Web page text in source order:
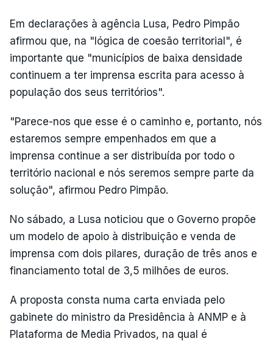
Em declarações à agência Lusa, Pedro Pimpão
afirmou que, na "lógica de coesão territorial", é
importante que "municípios de baixa densidade
continuem a ter imprensa escrita para acesso à
população dos seus territórios".
"Parece-nos que esse é o caminho e, portanto, nós
estaremos sempre empenhados em que a
imprensa continue a ser distribuída por todo o
território nacional e nós seremos sempre parte da
solução", afirmou Pedro Pimpão.
No sábado, a Lusa noticiou que o Governo propõe
um modelo de apoio à distribuição e venda de
imprensa com dois pilares, duração de três anos e
financiamento total de 3,5 milhões de euros.
A proposta consta numa carta enviada pelo
gabinete do ministro da Presidência à ANMP e à
Plataforma de Media Privados, na qual é